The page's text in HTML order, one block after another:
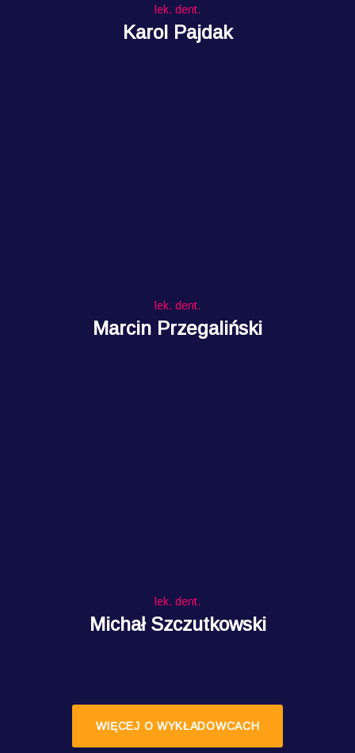
lek. dent.
Karol Pajdak
lek. dent.
Marcin Przegaliński
lek. dent.
Michał Szczutkowski
WIĘCEJ O WYKŁADOWCACH